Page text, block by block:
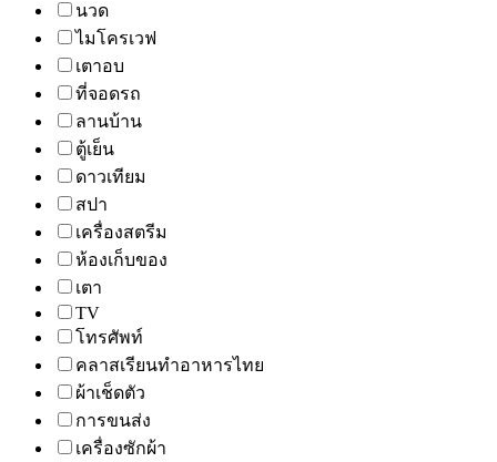
นวด
ไมโครเวฟ
เตาอบ
ที่จอดรถ
ลานบ้าน
ตู้เย็น
ดาวเทียม
สปา
เครื่องสตรีม
ห้องเก็บของ
เตา
TV
โทรศัพท์
คลาสเรียนทำอาหารไทย
ผ้าเช็ดตัว
การขนส่ง
เครื่องซักผ้า